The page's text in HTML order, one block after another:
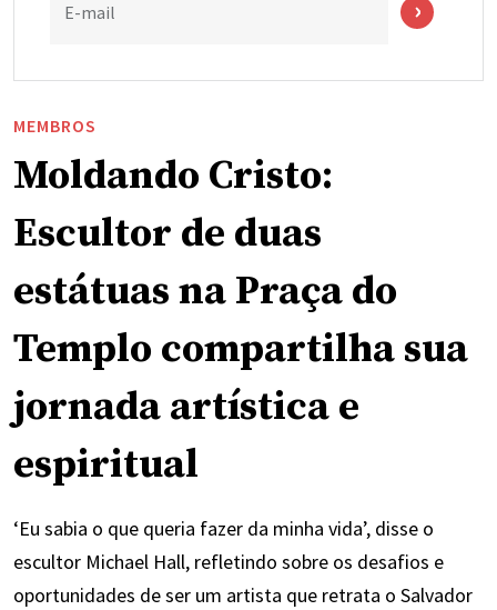
E-mail
MEMBROS
Moldando Cristo:
Escultor de duas
estátuas na Praça do
Templo compartilha sua
jornada artística e
espiritual
‘Eu sabia o que queria fazer da minha vida’, disse o
escultor Michael Hall, refletindo sobre os desafios e
oportunidades de ser um artista que retrata o Salvador